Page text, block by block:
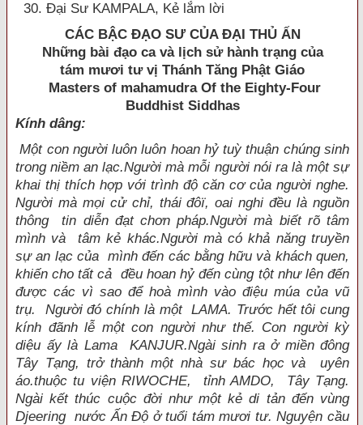
30. Đại Sư KAMPALA, Kẻ lắm lời
CÁC BẬC ÐẠO SƯ CỦA ÐẠI THỦ ẤN
Những bài đạo ca và lịch sử hành trạng của
tám mươi tư vị Thánh Tăng Phật Giáo
Masters of mahamudra Of the Eighty-Four
Buddhist Siddhas
Kính dâng:
Một con người luôn luôn hoan hỷ tuỳ thuận chúng sinh
trong niềm an lạc.Người mà mỗi người nói ra là một sự
khai thị thích hợp với trình độ căn cơ của người nghe.
Người mà mọi cử chỉ, thái đôï, oai nghi đều là nguồn
thông tin diễn đạt chơn pháp.Người mà biết rõ tâm
mình và tâm kẻ khác.Người mà có khả năng truyền
sự an lạc của mình đến các bằng hữu và khách quen,
khiến cho tất cả đều hoan hỷ đến cùng tột như lên đến
được các vì sao để hoà mình vào điệu múa của vũ
trụ. Người đó chính là một LAMA. Trước hết tôi cung
kính đãnh lễ một con người như thế. Con người kỳ
diệu ấy là Lama KANJUR.Ngài sinh ra ở miền đông
Tây Tạng, trở thành một nhà sư bác học và uyên
áo.thuộc tu viện RIWOCHE, tỉnh AMDO, Tây Tạng.
Ngài kết thúc cuộc đời như một kẻ di tản đến vùng
Djeering nước Ấn Ðộ ở tuổi tám mươi tư. Nguyện cầu